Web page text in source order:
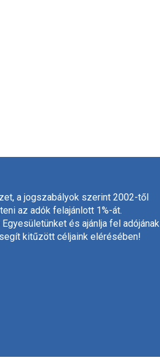
a jogszabályok szerint 2002-től
az adók felajánlott 1%-át.
és ajánlja fel adójának
kitűzött céljaink elérésében!